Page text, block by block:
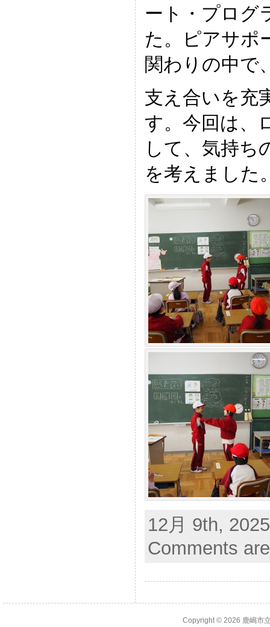
ート・プログ
た。ピアサポ
関わりの中で
支え合いを充
す。今回は、
して、気持ち
を考えました
12月 9th,
Comments
Copyright © 2026 鹿嶋市